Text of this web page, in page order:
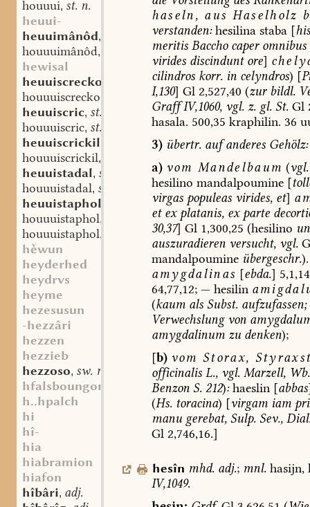
houuui, st. n.
heuui-
heuuimânôd,
houuuimânôd,
hewisal
heuuiscrecko
houuuiscrecko
heuuiscric, st. m.
houuuiscric, st. m.
heuuiscrickil
houuuiscrickil,
heuuistadal, st. m.
houuuistadal, st. m.
heuuistaphol
houuuistaphol,
houuuistaphol,
hwun
heyderhed
heydrvs
heyme
hezesusun
-hezzâri
hezzen
hezzieb
hezzoso, sw. m.
hfalsboungon
h..hpalch
hi
hî-
hia
hiabramion
hiafon
hîbâri, adj.
haseln, aus Haselholz
verstanden:hesilinastaba[his
meritis Bacchocaperomnibus
viridesdiscindunt ore]
cilindroskorr.incelyndros) [
I,130] Gl2,527,40 (zurbildl.
Graff IV,1060,vgl.z.gl.St.Gl
hasala. 500,35 kraphilin. 36
3) übertr.aufanderesGehölz:
a) vom Mandelbaum (vgl.
hesilino mandalpoumine[
virgaspopuleasvirides, et]
etexplatanis,exparte
30,37] Gl1,300,25 (hesilino
auszuradierenversucht,vgl.
mandalpoumine übergeschr.).
amygdalinas [ebda.]
64,77,12;—hesilin
(kaumalsSubst.aufzufassen;
Verwechslung von
amygdalinumzudenken);
[b) vom Storax,
officinalisL., vgl.Marzell,Wb.
BenzonS.212):haeslin [abbas
(Hs.toracina) [virgamiam
manugerebat,Sulp.Sev.,
Gl 2,746,16.]
hesîn mhd. adj.; mnl. hasijn,
IV,1049.